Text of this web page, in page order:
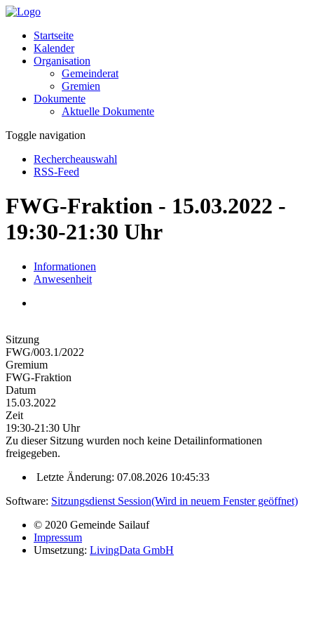
Startseite
Kalender
Organisation
Gemeinderat
Gremien
Dokumente
Aktuelle Dokumente
Toggle navigation
Rechercheauswahl
RSS-Feed
FWG-Fraktion - 15.03.2022 -
19:30-21:30 Uhr
Informationen
Anwesenheit
Sitzung
FWG/003.1/2022
Gremium
FWG-Fraktion
Datum
15.03.2022
Zeit
19:30-21:30 Uhr
Zu dieser Sitzung wurden noch keine Detailinformationen
freigegeben.
Letzte Änderung: 07.08.2026 10:45:33
Software: Sitzungsdienst Session(Wird in neuem Fenster geöffnet)
© 2020 Gemeinde Sailauf
Impressum
Umsetzung: LivingData GmbH